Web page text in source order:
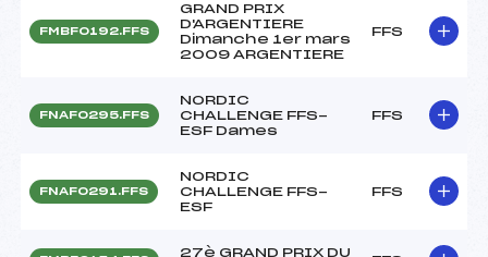
FMBF0192.FFS
GRAND PRIX
D'ARGENTIERE
Dimanche 1er mars
2009 ARGENTIERE
FFS
FNAF0295.FFS
NORDIC
CHALLENGE FFS-
ESF Dames
FFS
FNAF0291.FFS
NORDIC
CHALLENGE FFS-
ESF
FFS
27è GRAND PRIX DU